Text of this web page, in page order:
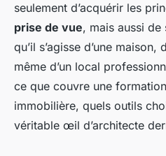
seulement d’acquérir les
prise de vue, mais aussi de
qu’il s’agisse d’une maison,
même d’un local
ce que couvre une
immobilière, quels outils
véritable œil d’architecte